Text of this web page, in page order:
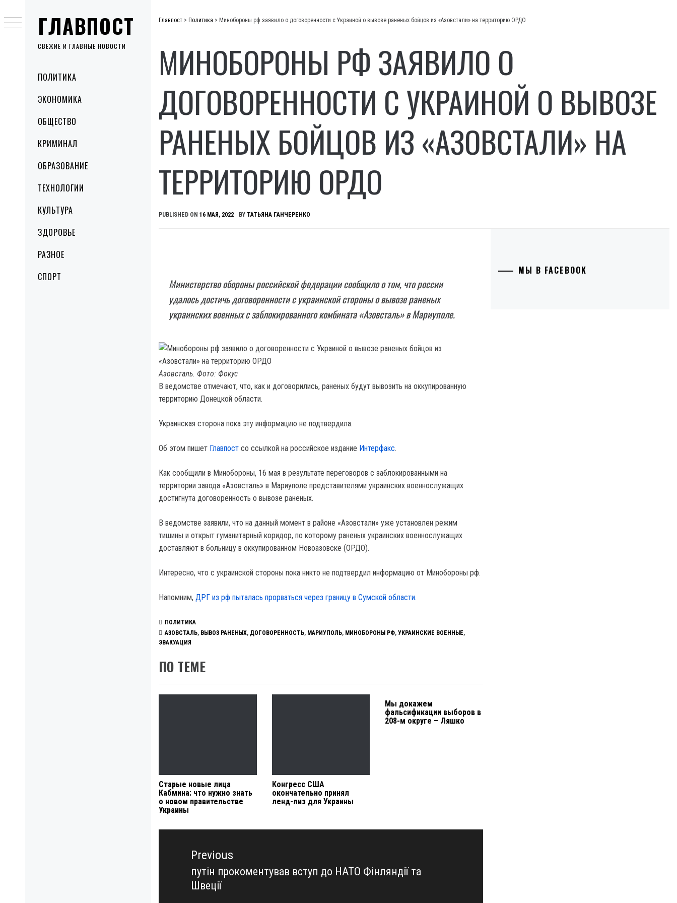
ГЛАВПОСТ
СВЕЖИЕ И ГЛАВНЫЕ НОВОСТИ
MenuПОЛИТИКА
ЭКОНОМИКА
ОБЩЕСТВО
КРИМИНАЛ
ОБРАЗОВАНИЕ
ТЕХНОЛОГИИ
КУЛЬТУРА
ЗДОРОВЬЕ
РАЗНОЕ
СПОРТ
to
content
Главпост > Политика > Минобороны рф заявило о договоренности с Украиной о вывозе раненых бойцов из «Азовстали» на территорию ОРДО
МИНОБОРОНЫ РФ ЗАЯВИЛО О
ДОГОВОРЕННОСТИ С УКРАИНОЙ О ВЫВОЗЕ
РАНЕНЫХ БОЙЦОВ ИЗ «АЗОВСТАЛИ» НА
ТЕРРИТОРИЮ ОРДО
PUBLISHED ON 16 МАЯ, 2022 BY ТАТЬЯНА ГАНЧЕРЕНКО
Министерство обороны российской федерации сообщило о том, что россии
удалось достичь договоренности с украинской стороны о вывозе раненых
украинских военных с заблокированного комбината «Азовсталь» в Мариуполе.
Азовсталь. Фото: Фокус
В ведомстве отмечают, что, как и договорились, раненых будут вывозить на оккупированную
территорию Донецкой области.
Украинская сторона пока эту информацию не подтвердила.
Об этом пишет Главпост со ссылкой на российское издание Интерфакс.
Как сообщили в Минобороны, 16 мая в результате переговоров с заблокированными на
территории завода «Азовсталь» в Мариуполе представителями украинских военнослужащих
достигнута договоренность о вывозе раненых.
В ведомстве заявили, что на данный момент в районе «Азовстали» уже установлен режим
тишины и открыт гуманитарный коридор, по которому раненых украинских военнослужащих
доставляют в больницу в оккупированном Новоазовске (ОРДО).
Интересно, что с украинской стороны пока никто не подтвердил информацию от Минобороны рф.
Напомним, ДРГ из рф пыталась прорваться через границу в Сумской области.
ПОЛИТИКА
АЗОВСТАЛЬ, ВЫВОЗ РАНЕНЫХ, ДОГОВОРЕННОСТЬ, МАРИУПОЛЬ, МИНОБОРОНЫ РФ, УКРАИНСКИЕ ВОЕННЫЕ,
ЭВАКУАЦИЯ
ПО ТЕМЕ
Старые новые лица
Кабмина: что нужно знать
о новом правительстве
Украины
Конгресс США
окончательно принял
ленд-лиз для Украины
Мы докажем
фальсификации выборов в
208-м округе – Ляшко
Навигация
записямPrevious
Previous
post:
путін прокоментував вступ до НАТО Фінляндії та
Швеції
МЫ В FACEBOOK